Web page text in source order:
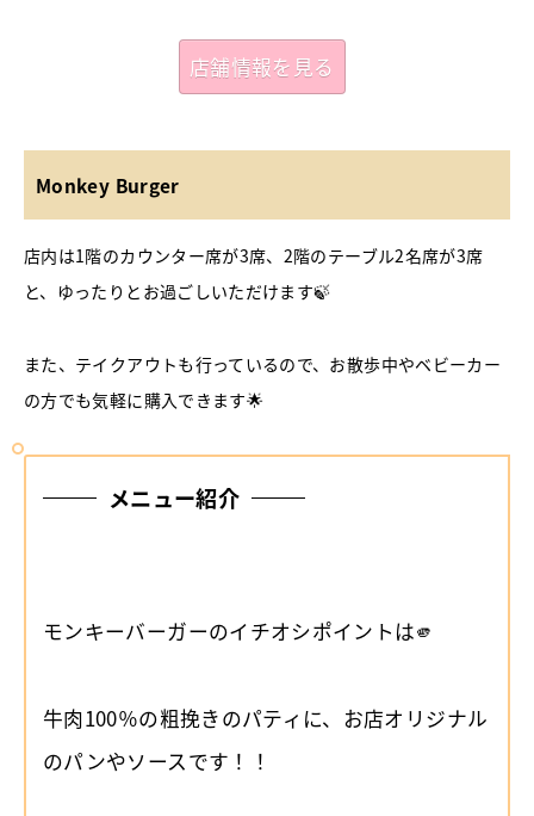
店舗情報を見る
Monkey Burger
店内は1階のカウンター席が3席、2階のテーブル2名席が3席
と、ゆったりとお過ごしいただけます🍃
また、テイクアウトも行っているので、お散歩中やベビーカー
の方でも気軽に購入できます🌟
メニュー紹介
モンキーバーガーのイチオシポイントは🫵
牛肉100％の粗挽きのパティに、お店オリジナル
のパンやソースです！！